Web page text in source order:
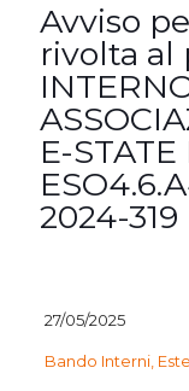
Avviso
rivolta al
E-
2024-319
27/05/2025
Bando Interni,